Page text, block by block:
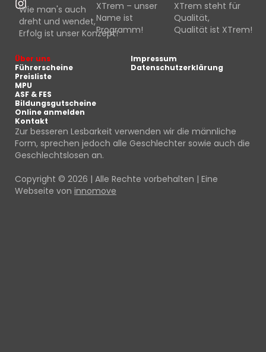
Über uns
Führerscheine
Preisliste
MPU
ASF & FES
Bildungsgutscheine
Online anmelden
Kontakt
Impressum
Datenschutzerklärung
Wie man's auch
dreht und wendet,
Erfolg ist unser Konzept!
XTrem – unser
Name ist
Programm!
XTrem steht für
Qualität,
Qualität ist XTrem!
Zur besseren Lesbarkeit verwenden wir die männliche
Form, sprechen jedoch alle Geschlechter sowie auch die
Geschlechtslosen an.
Copyright © 2026 | Alle Rechte vorbehalten | Eine
Webseite von innomove